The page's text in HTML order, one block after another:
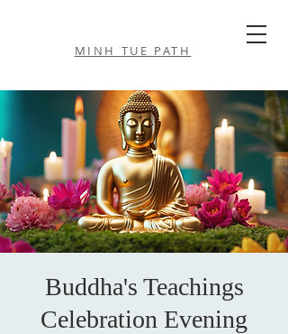
MINH TUE PATH
Buddha's Teachings
Celebration Evening